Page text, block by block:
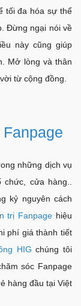
tối đa hóa sự thể
Đừng ngại nói về
này cũng giúp
Mở lòng và thân
từ cộng đồng.
những dịch vụ
chức, cửa hàng..
kỷ nguyên cách
trị Fanpage hiệu
phí giá thành tiết
HIG chúng tôi
sóc Fanpage
hàng đầu tại Việt